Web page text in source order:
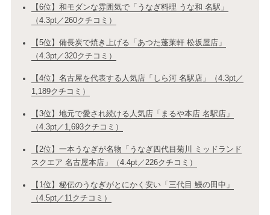
【6位】和モダンな雰囲気で「うなぎ料理 うな和 名駅」
（4.3pt／260クチコミ）
【5位】備長炭で焼き上げる「あつた蓬莱軒 松坂屋店」
（4.3pt／320クチコミ）
【4位】名古屋を代表する人気店「しら河 名駅店」（4.3pt／
1,189クチコミ）
【3位】地元で愛され続ける人気店「まるや本店 名駅店」
（4.3pt／1,693クチコミ）
【2位】一本うなぎが名物「うなぎ四代目菊川 ミッドランド
スクエア 名古屋本店」（4.4pt／226クチコミ）
【1位】秘伝のうなぎがとにかく安い「三代目 鰻の田中」
（4.5pt／11クチコミ）